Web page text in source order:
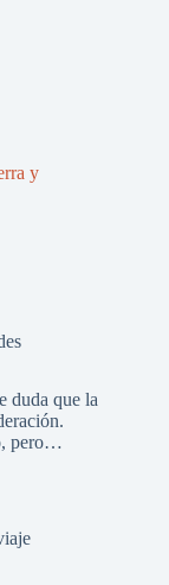
y
duda que la
pero…